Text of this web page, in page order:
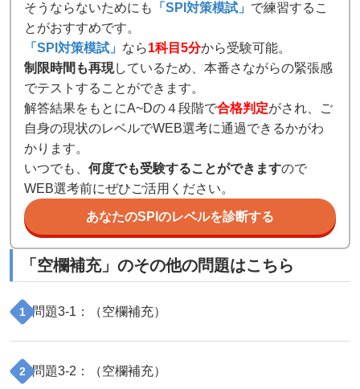
そうならないためにも
「SPI対策模試」 で練習するこ
とがおすすめです。
「SPI対策模試」 なら1科目5分から受験可能。
制限時間も再現しているため、本番さながらの緊張感
でテストすることができます。
解答結果をもとにA~Dの４段階で合格判定がされ、ご
自身の現状のレベルでWEB選考に通過できるかがわ
かります。
いつでも、 何度でも受験することができますので
WEB選考前にぜひご活用ください。
あなたのSPIのレベルを診断する
「 空欄補充」のその他の問題はこちら
1 問題3-1 ：（空欄補充）
2 問題3-2 ：（空欄補充）